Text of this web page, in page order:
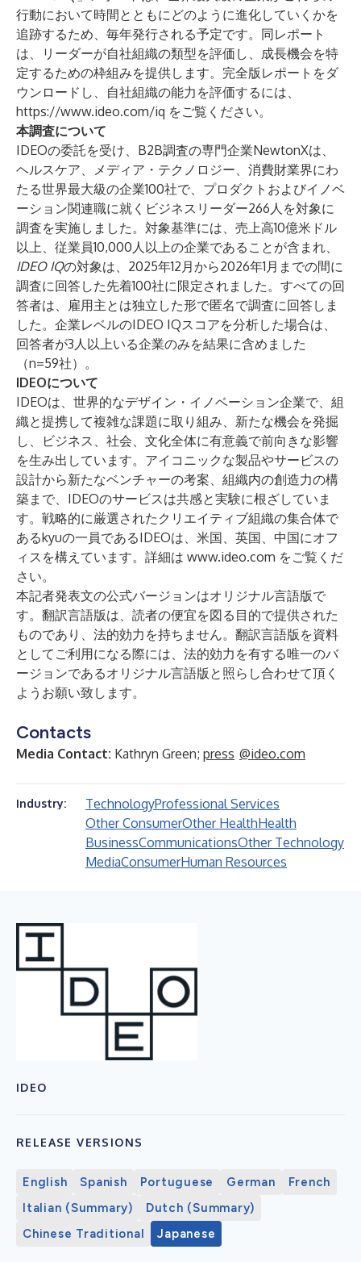
行動において時間とともにどのように進化していくかを
追跡するため、毎年発行される予定です。同レポート
は、リーダーが自社組織の類型を評価し、成長機会を特
定するための枠組みを提供します。完全版レポートをダ
ウンロードし、自社組織の能力を評価するには、
https://www.ideo.com/iq をご覧ください。
本調査について
IDEOの委託を受け、B2B調査の専門企業NewtonXは、
ヘルスケア、メディア・テクノロジー、消費財業界にわ
たる世界最大級の企業100社で、プロダクトおよびイノベ
ーション関連職に就くビジネスリーダー266人を対象に
調査を実施しました。対象基準には、売上高10億米ドル
以上、従業員10,000人以上の企業であることが含まれ、
IDEO IQの対象は、2025年12月から2026年1月までの間に
調査に回答した先着100社に限定されました。すべての回
答者は、雇用主とは独立した形で匿名で調査に回答しま
した。企業レベルのIDEO IQスコアを分析した場合は、
回答者が3人以上いる企業のみを結果に含めました
（n=59社）。
IDEOについて
IDEOは、世界的なデザイン・イノベーション企業で、組
織と提携して複雑な課題に取り組み、新たな機会を発掘
し、ビジネス、社会、文化全体に有意義で前向きな影響
を生み出しています。アイコニックな製品やサービスの
設計から新たなベンチャーの考案、組織内の創造力の構
築まで、IDEOのサービスは共感と実験に根ざしていま
す。戦略的に厳選されたクリエイティブ組織の集合体で
あるkyuの一員であるIDEOは、米国、英国、中国にオフ
ィスを構えています。詳細は www.ideo.com をご覧くだ
さい。
本記者発表文の公式バージョンはオリジナル言語版で
す。翻訳言語版は、読者の便宜を図る目的で提供された
ものであり、法的効力を持ちません。翻訳言語版を資料
としてご利用になる際には、法的効力を有する唯一のバ
ージョンであるオリジナル言語版と照らし合わせて頂く
ようお願い致します。
Contacts
Media Contact: Kathryn Green; press @ideo.com
Industry: TechnologyProfessional Services
Other ConsumerOther HealthHealth
BusinessCommunicationsOther Technology
MediaConsumerHuman Resources
IDEO
RELEASE VERSIONS
English Spanish Portuguese German
French
Italian (Summary)
Dutch (Summary)
Chinese Traditional
Japanese